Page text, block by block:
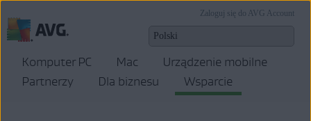
Zaloguj się do AVG Account
Komputer PC Mac
Urządzenie mobilne
Partnerzy
Dla biznesu Wsparcie